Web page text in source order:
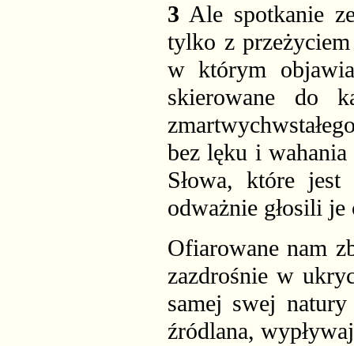
3 Ale spotkanie
tylko z
w którym
skierowane do
bez lęku i
Słowa, które
odważnie głosili je
Ofiarowane nam
zazdrośnie w
samej swej
źródlana,